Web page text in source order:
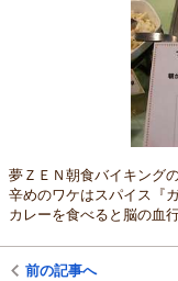
夢ＺＥＮ朝食バイキング
辛めのワケはスパイス『
カレーを食べると脳の血
前の記事へ